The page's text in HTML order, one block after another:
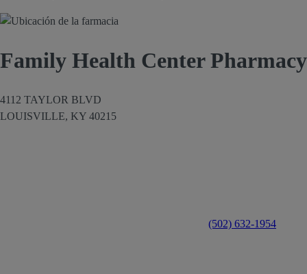
Family Health Center Pharmacy
4112 TAYLOR BLVD
LOUISVILLE, KY 40215
(502) 632-1954